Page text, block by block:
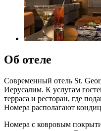
Об отеле
Современный отель St.
Иерусалим. К услугам
терраса и ресторан, где
Номера располагают
Номера с ковровым